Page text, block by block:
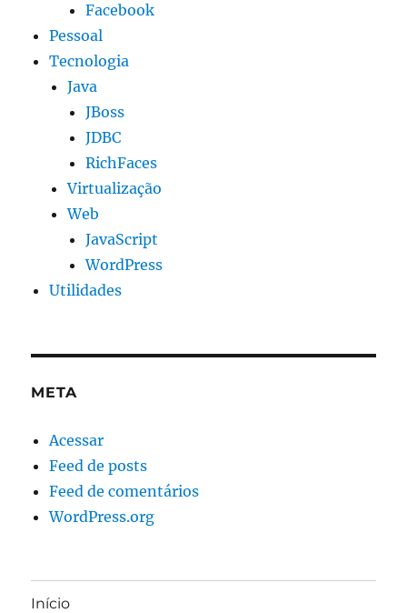
Facebook
Pessoal
Tecnologia
Java
JBoss
JDBC
RichFaces
Virtualização
Web
JavaScript
WordPress
Utilidades
META
Acessar
Feed de posts
Feed de comentários
WordPress.org
Início